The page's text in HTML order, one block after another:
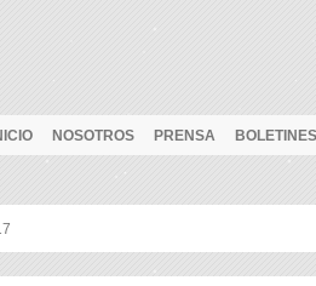
NOSOTROS PRENSA BOLETINES